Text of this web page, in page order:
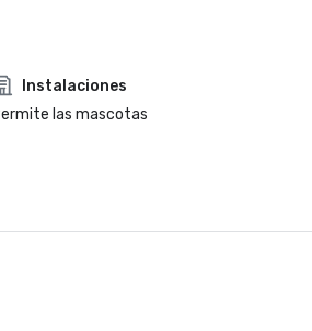
Instalaciones
las mascotas